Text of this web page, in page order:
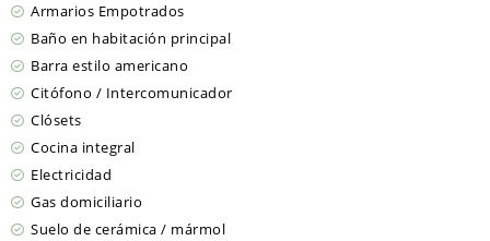
Armarios Empotrados
Baño en habitación principal
Barra estilo americano
Citófono / Intercomunicador
Clósets
Cocina integral
Electricidad
Gas domiciliario
Suelo de cerámica / mármol